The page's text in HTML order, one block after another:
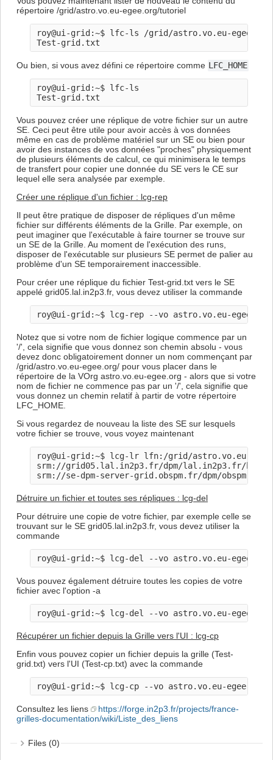
répertoire /grid/astro.vo.eu-egee.org/tutoriel
roy@ui-grid:~$ lfc-ls /grid/astro.vo.eu-
Ou bien, si vous avez défini ce répertoire comme LFC_HOME
roy@ui-grid:~$ lfc-ls
Vous pouvez créer une réplique de votre fichier sur un autre
SE. Ceci peut être utile pour avoir accès à vos données
même en cas de problème matériel sur un SE ou bien pour
avoir des instances de vos données "proches" physiquement
de plusieurs éléments de calcul, ce qui minimisera le temps
de transfert pour copier une donnée du SE vers le CE sur
lequel elle sera analysée par exemple.
Créer une réplique d'un fichier : lcg-rep
Il peut être pratique de disposer de répliques d'un même
fichier sur différents éléments de la Grille. Par exemple, on
peut imaginer que l'exécutable à faire tourner se trouve sur
un SE de la Grille. Au moment de l'exécution des runs,
disposer de l'exécutable sur plusieurs SE permet de palier au
problème d'un SE temporairement inaccessible.
Pour créer une réplique du fichier Test-grid.txt vers le SE
appelé grid05.lal.in2p3.fr, vous devez utiliser la commande
Notez que si votre nom de fichier logique commence par un
'/', cela signifie que vous donnez son chemin absolu - vous
devez donc obligatoirement donner un nom commençant par
/grid/astro.vo.eu-egee.org/ pour vous placer dans le
répertoire de la VOrg astro.vo.eu-egee.org - alors que si votre
nom de fichier ne commence pas par un '/', cela signifie que
vous donnez un chemin relatif à partir de votre répertoire
LFC_HOME.
Si vous regardez de nouveau la liste des SE sur lesquels
votre fichier se trouve, vous voyez maintenant
roy@ui-grid:~$ lcg-lr lfn:/grid/astro.vo.eu-
srm://grid05.lal.in2p3.fr/dpm/lal.in2p3.fr/home/
Détruire un fichier et toutes ses répliques : lcg-del
Pour détruire une copie de votre fichier, par exemple celle se
trouvant sur le SE grid05.lal.in2p3.fr, vous devez utiliser la
commande
Vous pouvez également détruire toutes les copies de votre
fichier avec l'option -a
Récupérer un fichier depuis la Grille vers l'UI : lcg-cp
Enfin vous pouvez copier un fichier depuis la grille (Test-
grid.txt) vers l'UI (Test-cp.txt) avec la commande
Consultez les liens
https://forge.in2p3.fr/projects/france-
grilles-documentation/wiki/Liste_des_liens
Files (0)